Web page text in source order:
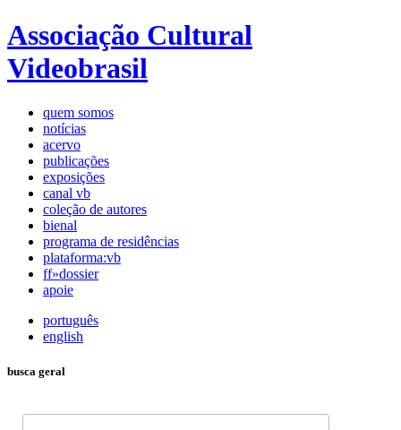
Associação Cultural
Videobrasil
quem somos
notícias
acervo
publicações
exposições
canal vb
coleção de autores
bienal
programa de residências
plataforma:vb
ff»dossier
apoie
português
english
busca geral